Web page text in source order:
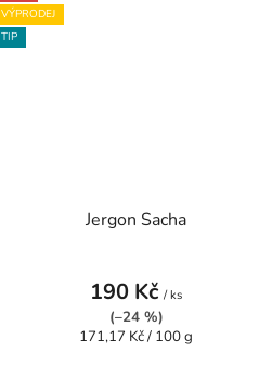
VÝPRODEJ
TIP
Jergon Sacha
190 Kč/ ks
(–24 %)
Měrná
171,17 Kč / 100 g